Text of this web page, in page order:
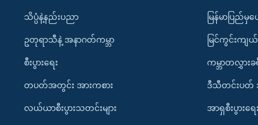
သိပ္ပံနဲ့နည်းပညာ
ဥတုရာသီနဲ့ အနာဂတ်ကမ္ဘာ
စီးပွားရေး
တပတ်အတွင်း အားကစား
လယ်ယာစီးပွားသတင်းများ
မြန်မာပြည်မှပ
မြင်ကွင်းကျယ်
ကမ္ဘာတလွှားခ
ဒီသီတင်းပတ်
အာရှစီးပွားရေး